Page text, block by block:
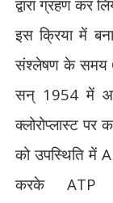
द्वारा ग्रहण कर
इस क्रिया में
संश्लेषण के समय
सन् 1954में
क्लोरोप्लास्ट पर
को उपस्थिति में
करके